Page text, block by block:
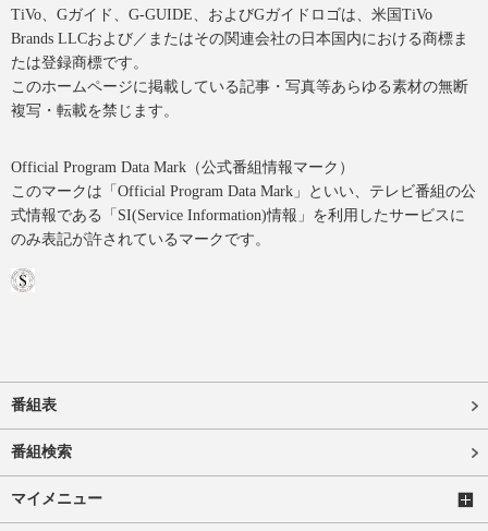
TiVo、Gガイド、G-GUIDE、およびGガイドロゴは、米国TiVo
Brands LLCおよび／またはその関連会社の日本国内における商標ま
たは登録商標です。
このホームページに掲載している記事・写真等あらゆる素材の無断
複写・転載を禁じます。
Official Program Data Mark（公式番組情報マーク）
このマークは「Official Program Data Mark」といい、テレビ番組の公
式情報である「SI(Service Information)情報」を利用したサービスに
のみ表記が許されているマークです。
番組表
番組検索
マイメニュー